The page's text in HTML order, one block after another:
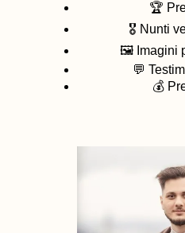
🏆
🎖️ Nunti
🖼️ Imagini
💬
💰